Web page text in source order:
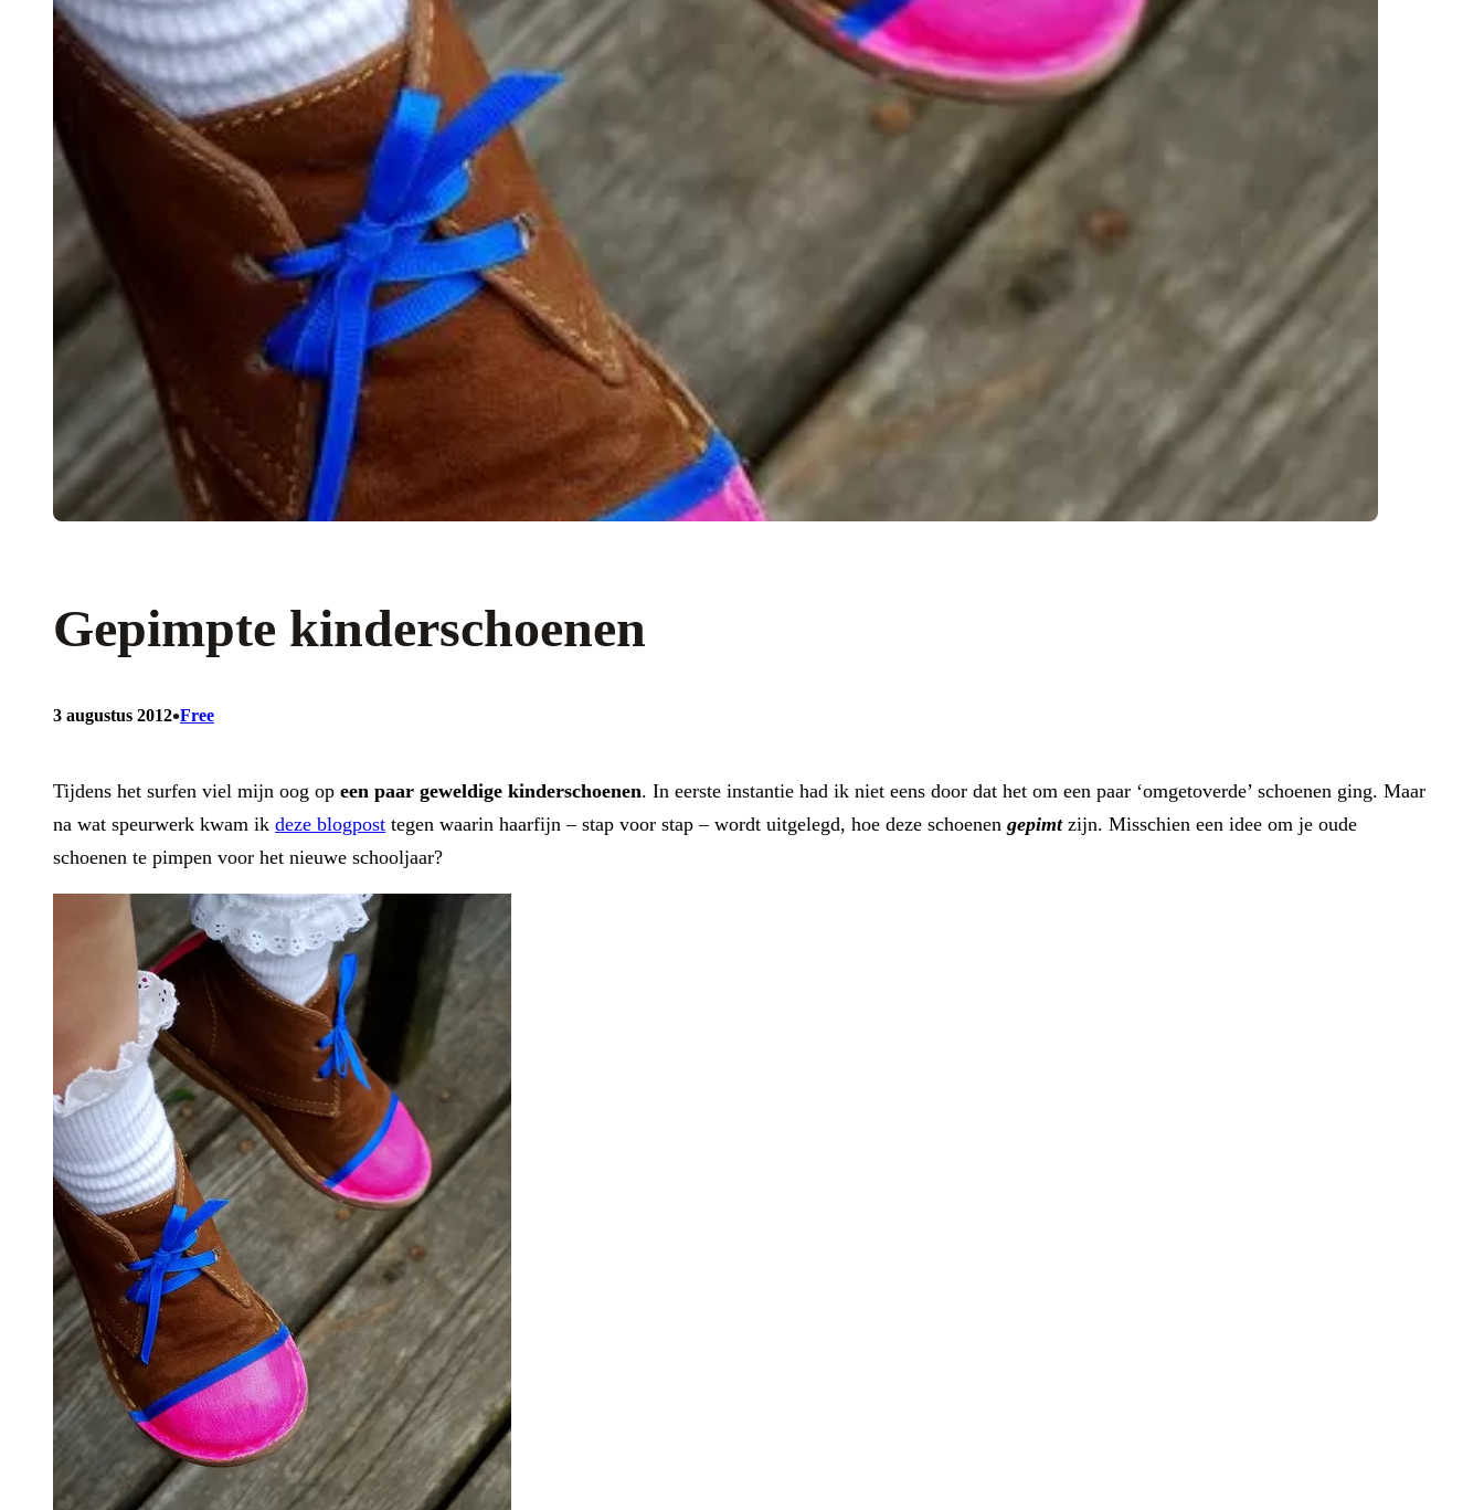
Gepimpte kinderschoenen
3 augustus 2012•Free
Tijdens het surfen viel mijn oog op een paar geweldige kinderschoenen. In eerste instantie had ik niet eens door dat het om een paar ‘omgetoverde’ schoenen ging. Maar
na wat speurwerk kwam ik deze blogpost tegen waarin haarfijn – stap voor stap – wordt uitgelegd, hoe deze schoenen gepimtzijn. Misschien een idee om je oude
schoenen te pimpen voor het nieuwe schooljaar?